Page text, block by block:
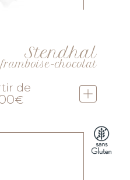
Stendhal
framboise-chocolat
de
€